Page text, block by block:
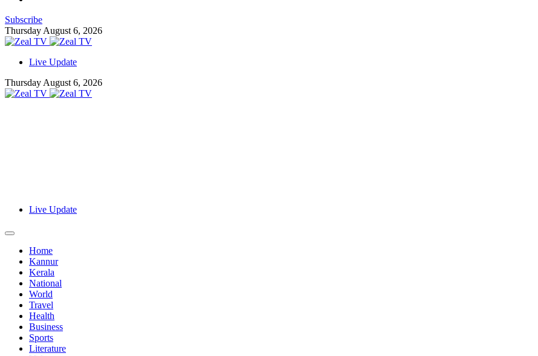
Subscribe
Thursday August 6, 2026
Live Update
Thursday August 6, 2026
Live Update
Home
Kannur
Kerala
National
World
Travel
Health
Business
Sports
Literature